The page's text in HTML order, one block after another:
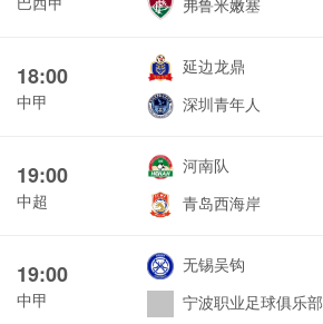
弗鲁米嫩塞
18:00
中甲
延边龙鼎
深圳青年人
19:00
中超
河南队
青岛西海岸
19:00
中甲
无锡吴钩
宁波职业足球俱乐部